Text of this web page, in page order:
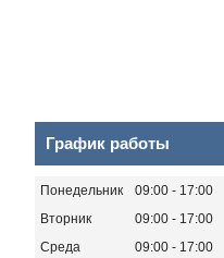
График работы
Понедельник 09:00
17:00
Вторник
09:00
17:00
Среда
09:00
17:00